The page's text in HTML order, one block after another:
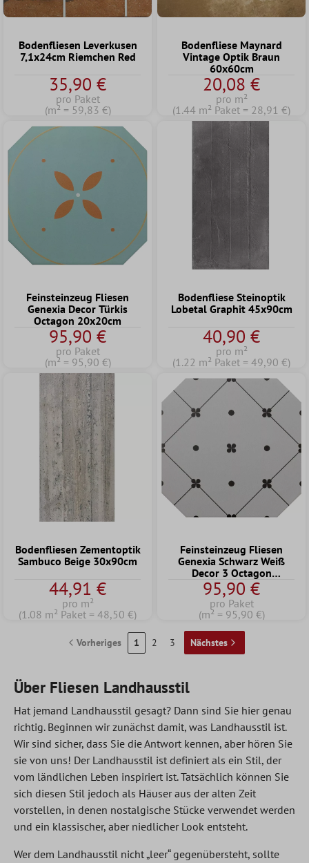
Bodenfliesen Leverkusen
7,1x24cm Riemchen Red
35,90 €
pro Paket
(m² = 59,83 €)
Bodenfliese Maynard
Vintage Optik Braun
60x60cm
20,08 €
pro m²
(1.44 m² Paket = 28,91 €)
Feinsteinzeug Fliesen
Genexia Decor Türkis
Octagon 20x20cm
95,90 €
pro Paket
(m² = 95,90 €)
Bodenfliese Steinoptik
Lobetal Graphit 45x90cm
40,90 €
pro m²
(1.22 m² Paket = 49,90 €)
Bodenfliesen Zementoptik
Sambuco Beige 30x90cm
44,91 €
pro m²
(1.08 m² Paket = 48,50 €)
Feinsteinzeug Fliesen
Genexia Schwarz Weiß
Decor 3 Octagon
20x20cm
95,90 €
pro Paket
(m² = 95,90 €)
Vorheriges 1 2 3 Nächstes
Über Fliesen Landhausstil
Hat jemand Landhausstil gesagt? Dann sind Sie hier genau
richtig. Beginnen wir zunächst damit, was Landhausstil ist.
Wir sind sicher, dass Sie die Antwort kennen, aber hören Sie
sie von uns! Der Landhausstil ist definiert als ein Stil, der
vom ländlichen Leben inspiriert ist. Tatsächlich können Sie
sich diesen Stil jedoch als Häuser aus der alten Zeit
vorstellen, in denen nostalgische Stücke verwendet werden
und ein klassischer, aber niedlicher Look entsteht.
Wer dem Landhausstil nicht „leer“ gegenübersteht, sollte